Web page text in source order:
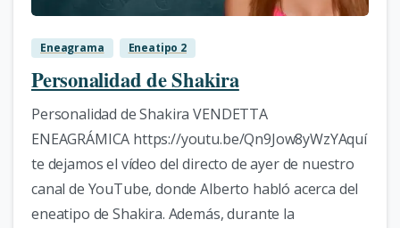
Eneagrama Eneatipo 2
Personalidad de Shakira
Personalidad de Shakira VENDETTA
ENEAGRÁMICA https://youtu.be/Qn9Jow8yWzYAquí
te dejamos el vídeo del directo de ayer de nuestro
canal de YouTube, donde Alberto habló acerca del
eneatipo de Shakira. Además, durante la